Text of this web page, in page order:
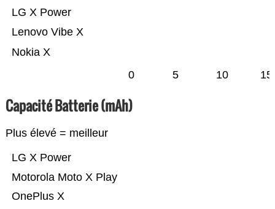
Nokia X
Lenovo Vibe X
LG X Power
0 5 10 15
Capacité Batterie (mAh)
Plus élevé = meilleur
OnePlus X
Motorola Moto X Play
LG X Power